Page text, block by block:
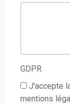
GDPR
J'accepte
mentions